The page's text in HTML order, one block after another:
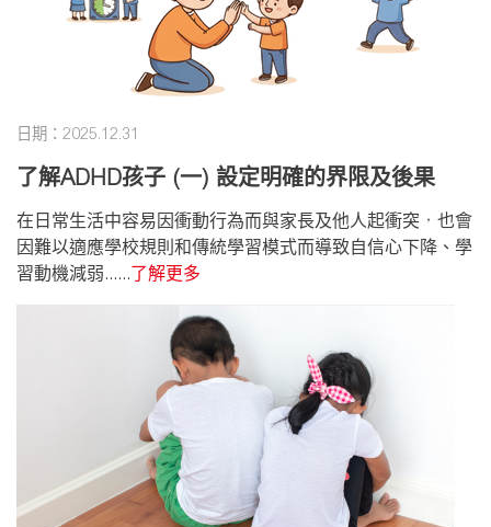
日期：2025.12.31
了解ADHD孩子 (一) 設定明確的界限及後果
在日常生活中容易因衝動行為而與家長及他人起衝突，也會
因難以適應學校規則和傳統學習模式而導致自信心下降、學
習動機減弱......了解更多